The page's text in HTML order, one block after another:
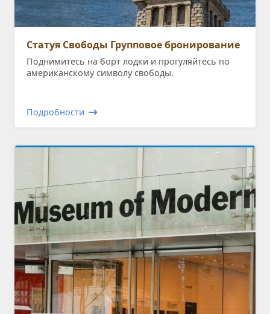
Статуя Свободы Групповое бронирование
Поднимитесь на борт лодки и прогуляйтесь по
американскому символу свободы.
Подробности